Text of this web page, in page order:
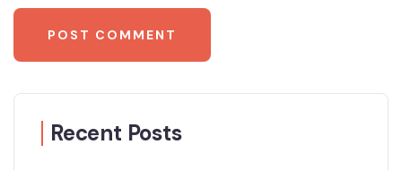
Recent Posts